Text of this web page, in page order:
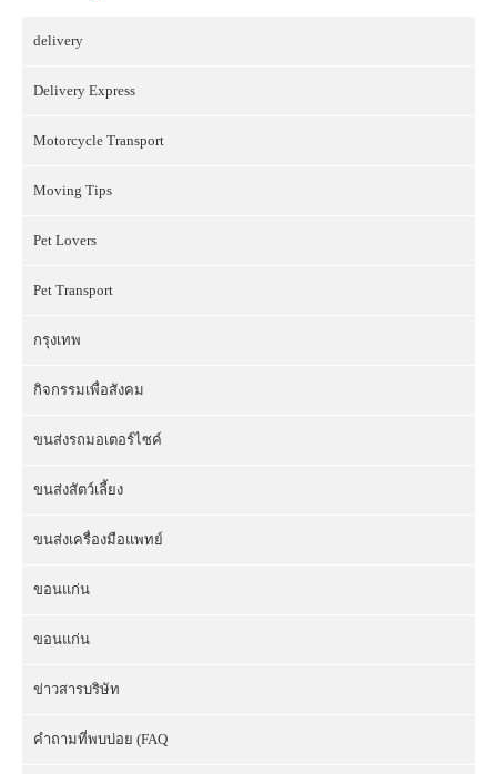
delivery
Delivery Express
Motorcycle Transport
Moving Tips
Pet Lovers
Pet Transport
กรุงเทพ
กิจกรรมเพื่อสังคม
ขนส่งรถมอเตอร์ไซค์
ขนส่งสัตว์เลี้ยง
ขนส่งเครื่องมือแพทย์
ขอนแก่น
ขอนแก่น
ข่าวสารบริษัท
คำถามที่พบบ่อย (FAQ